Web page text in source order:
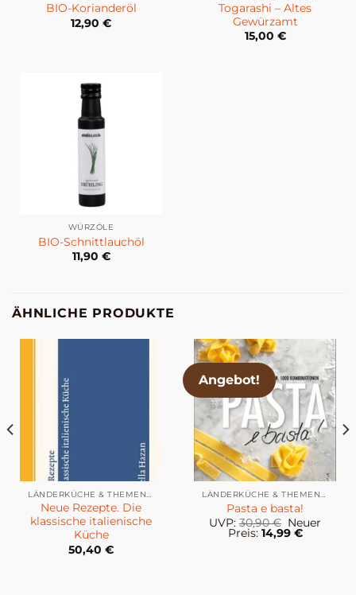
BIO-Korianderöl
12,90 €
Togarashi – Altes
Gewürzamt
15,00 €
WÜRZÖLE
BIO-Schnittlauchöl
11,90 €
ÄHNLICHE PRODUKTE
LÄNDERKÜCHE & THEMENKÜCHE
Neue Rezepte. Die
klassische italienische
Küche
50,40 €
Angebot!
LÄNDERKÜCHE & THEMENKÜCHE
Pasta e basta!
UVP: 30,90€
Preis
Neuer
Preis: 14,99 €Aktueller